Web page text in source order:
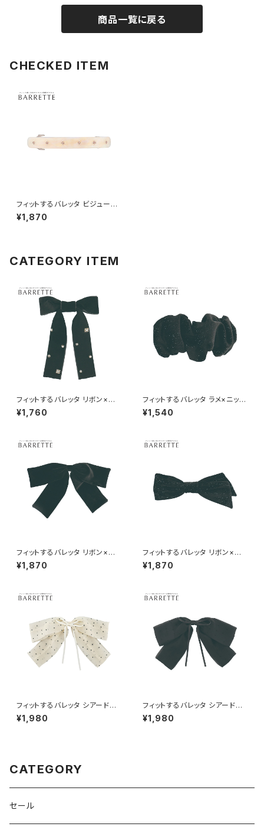
商品一覧に戻る
CHECKED ITEM
フィットするバレッタ ビジュー×
アセチ HHB0315-BE（ベージ
ュ）
¥1,870
CATEGORY ITEM
フィットするバレッタ リボン×ラ
インストーン HHB0336-BK
（ブラック）
¥1,760
フィットするバレッタ ラメ×ニット
HHB0335-BK（ブラック）
¥1,540
フィットするバレッタ リボン×ベ
ロア HHB0337-B
¥1,870
フィットするバレッタ リボン×ラメ
HHB0337-A
¥1,870
フィットするバレッタ シアードッ
トリボン HHB0334-IV（アイボ
リー）
¥1,980
フィットするバレッタ シアードッ
トリボン HHB0334-BK（ブラッ
ク）
¥1,980
CATEGORY
セール